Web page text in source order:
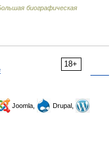
биографическая
18+
Joomla,
Drupal,